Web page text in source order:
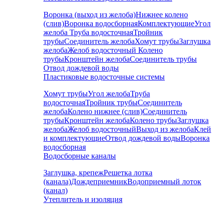
Воронка (выход из желоба)Нижнее колено
(слив)Воронка водосборнаяКомплектующиеУгол
желоба Труба водосточнаяТройник
трубыСоединитель желобаХомут трубыЗаглушка
желобаЖелоб водосточный Колено
трубыКронштейн желобаСоединитель трубы
Отвод дождевой воды
Пластиковые водосточные системы
Хомут трубыУгол желобаТруба
водосточнаяТройник трубыСоединитель
желобаКолено нижнее (слив)Соединитель
трубыКронштейн желобаКолено трубыЗаглушка
желобаЖелоб водосточныйВыход из желобаКлей
и комплектующиеОтвод дождевой водыВоронка
водосборная
Водосборные каналы
Заглушка, крепежРешетка лотка
(канала)ДождеприемникВодоприемный лоток
(канал)
Утеплитель и изоляция